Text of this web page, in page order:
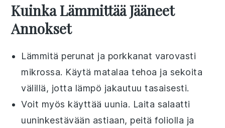
Kuinka Lämmittää Jääneet
Annokset
Lämmitä perunat ja porkkanat varovasti
mikrossa. Käytä matalaa tehoa ja sekoita
välillä, jotta lämpö jakautuu tasaisesti.
Voit myös käyttää uunia. Laita salaatti
uuninkestävään astiaan, peitä foliolla ja